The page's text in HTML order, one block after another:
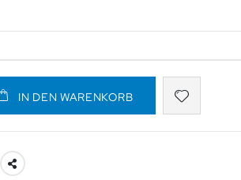
IN DEN WARENKORB